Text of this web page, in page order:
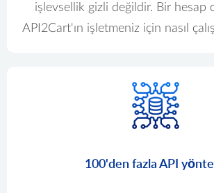
işlevsellik gizli değildir. Bir hesap
API2Cart'ın işletmeniz için nasıl
100'den fazla API